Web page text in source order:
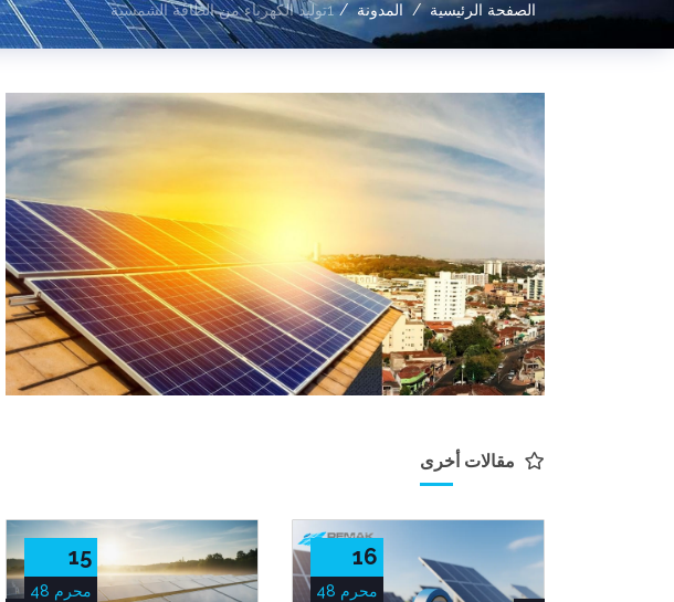
الصفحة الرئيسية المدونة 1توليد الكهرباء من الطاقة الشمسية
مقالات أخرى
16
محرم 48
15
محرم 48